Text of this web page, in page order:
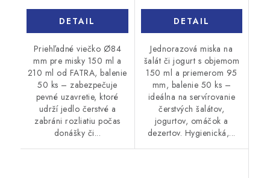
DETAIL
Priehľadné viečko Ø84
mm pre misky 150 ml a
210 ml od FATRA, balenie
50 ks – zabezpečuje
pevné uzavretie, ktoré
udrží jedlo čerstvé a
zabráni rozliatiu počas
donášky či...
DETAIL
Jednorazová miska na
šalát či jogurt s objemom
150 ml a priemerom 95
mm, balenie 50 ks –
ideálna na servírovanie
čerstvých šalátov,
jogurtov, omáčok a
dezertov. Hygienická,...